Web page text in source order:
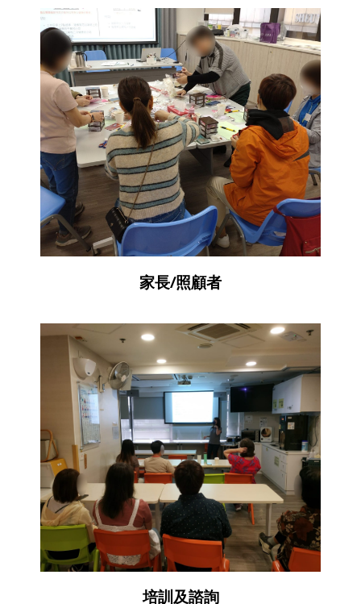
家長/照顧者
培訓及諮詢